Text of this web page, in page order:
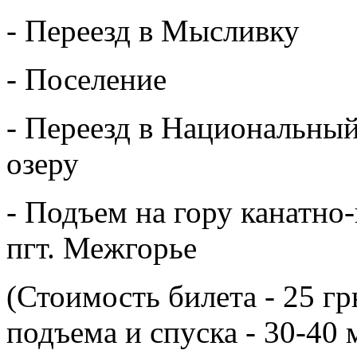
- Переезд в Мысливку
- Поселение
- Переезд в
озеру
- Подъем на гору
пгт. Межгорье
(Стоимость билета - 25
подъема и спуска - 30-40